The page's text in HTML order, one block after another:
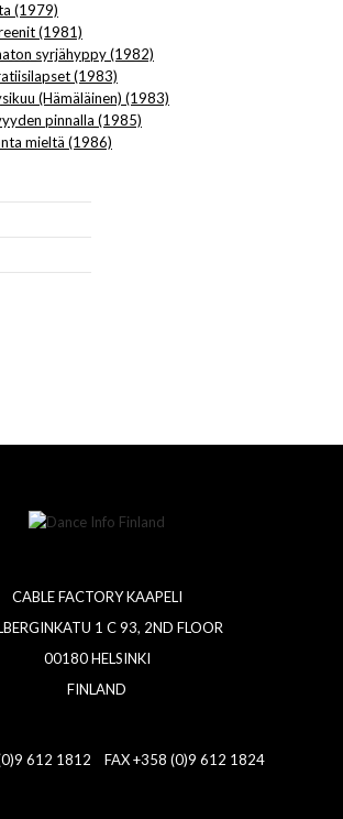
(1979)
(1981)
syrjähyppy (1982)
(1983)
(Hämäläinen) (1983)
pinnalla (1985)
mieltä (1986)
CABLE FACTORY KAAPELI
1 C 93, 2ND FLOOR
00180 HELSINKI
FINLAND
612 1812 FAX +358 (0)9 612 1824